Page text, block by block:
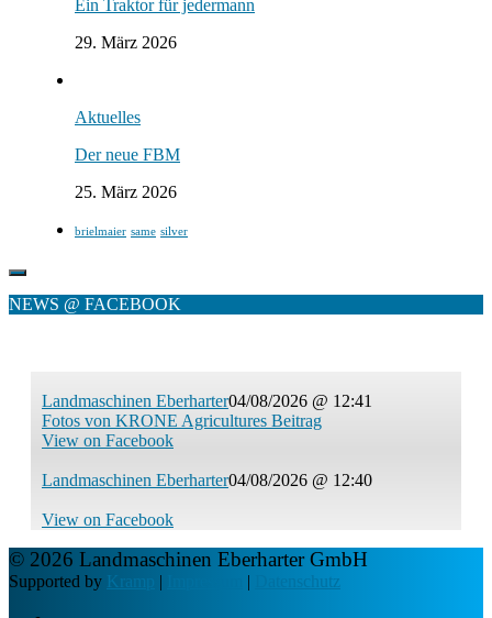
Ein Traktor für jedermann
29. März 2026
Aktuelles
Der neue FBM
25. März 2026
brielmaier same silver
NEWS @ FACEBOOK
Landmaschinen Eberharter04/08/2026 @ 12:41
Fotos von KRONE Agricultures Beitrag
View on Facebook
Landmaschinen Eberharter04/08/2026 @ 12:40
View on Facebook
© 2026 Landmaschinen Eberharter GmbH
Supported by Kramp | | Datenschutz